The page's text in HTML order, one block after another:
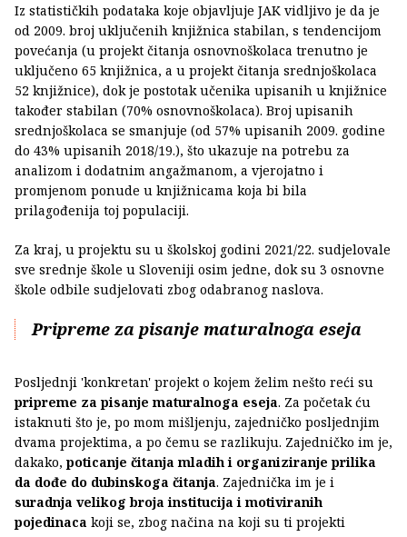
Iz statističkih podataka koje objavljuje JAK vidljivo je da je
od 2009. broj uključenih knjižnica stabilan, s tendencijom
povećanja (u projekt čitanja osnovnoškolaca trenutno je
uključeno 65 knjižnica, a u projekt čitanja srednjoškolaca
52 knjižnice), dok je postotak učenika upisanih u knjižnice
također stabilan (70% osnovnoškolaca). Broj upisanih
srednjoškolaca se smanjuje (od 57% upisanih 2009. godine
do 43% upisanih 2018/19.), što ukazuje na potrebu za
analizom i dodatnim angažmanom, a vjerojatno i
promjenom ponude u knjižnicama koja bi bila
prilagođenija toj populaciji.
Za kraj, u projektu su u školskoj godini 2021/22. sudjelovale
sve srednje škole u Sloveniji osim jedne, dok su 3 osnovne
škole odbile sudjelovati zbog odabranog naslova.
Pripreme za pisanje maturalnoga eseja
Posljednji 'konkretan' projekt o kojem želim nešto reći su
pripreme za pisanje maturalnoga eseja. Za početak ću
istaknuti što je, po mom mišljenju, zajedničko posljednjim
dvama projektima, a po čemu se razlikuju. Zajedničko im je,
dakako, poticanje čitanja mladih i organiziranje prilika
da dođe do dubinskoga čitanja. Zajednička im je i
suradnja velikog broja institucija i motiviranih
pojedinaca koji se, zbog načina na koji su ti projekti